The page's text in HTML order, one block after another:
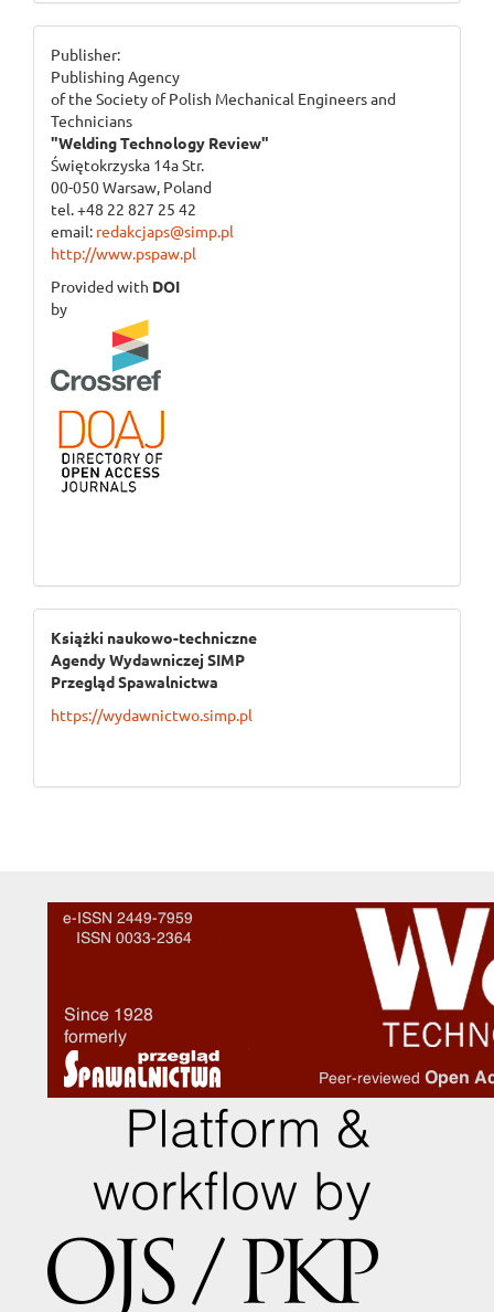
ogloszenie_2
Publisher:
Publishing Agency
of the Society of Polish Mechanical Engineers and
Technicians
"Welding Technology Review"
Świętokrzyska 14a Str.
00-050 Warsaw, Poland
tel. +48 22 827 25 42
email: redakcjaps@simp.pl
http://www.pspaw.pl
Provided with DOI
by
ogloszenie_3
Książki naukowo-techniczne
Agendy Wydawniczej SIMP
Przegląd Spawalnictwa
https://wydawnictwo.simp.pl